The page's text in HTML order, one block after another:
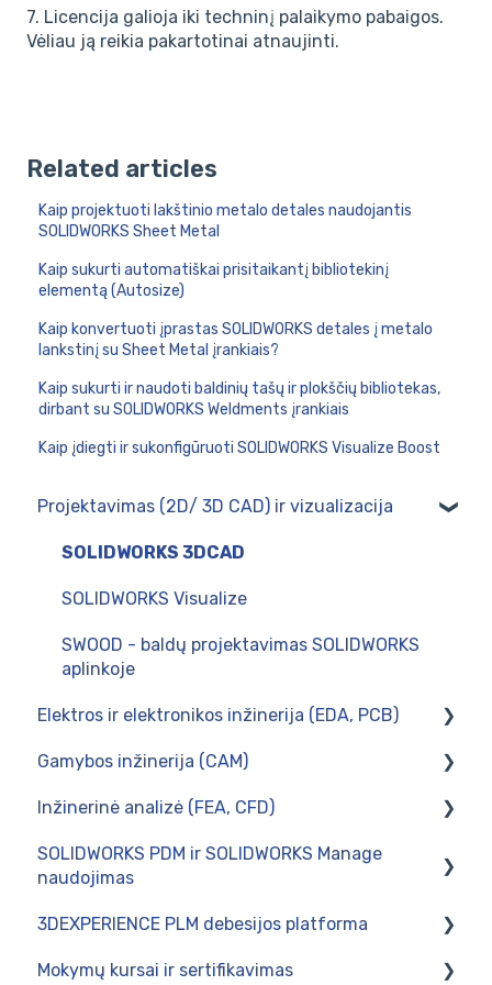
7. Licencija galioja iki techninį palaikymo pabaigos.
Vėliau ją reikia pakartotinai atnaujinti.
Related articles
Kaip projektuoti lakštinio metalo detales naudojantis
SOLIDWORKS Sheet Metal
Kaip sukurti automatiškai prisitaikantį bibliotekinį
elementą (Autosize)
Kaip konvertuoti įprastas SOLIDWORKS detales į metalo
lankstinį su Sheet Metal įrankiais?
Kaip sukurti ir naudoti baldinių tašų ir plokščių bibliotekas,
dirbant su SOLIDWORKS Weldments įrankiais
Kaip įdiegti ir sukonfigūruoti SOLIDWORKS Visualize Boost
Projektavimas (2D/ 3D CAD) ir vizualizacija
SOLIDWORKS 3DCAD
SOLIDWORKS Visualize
SWOOD - baldų projektavimas SOLIDWORKS
aplinkoje
Elektros ir elektronikos inžinerija (EDA, PCB)
CircuitWorks (PCB Connector)
SOLIDWORKS Electrical
Gamybos inžinerija (CAM)
Diegimas
Postprocesoriai
pramonėje
Inžinerinė analizė (FEA, CFD)
Skaičiavimai tinklo kompiuteryje
SOLIDWORKS PDM ir SOLIDWORKS Manage
naudojimas
Naudojimas
Intergravimas su verslo valdymo sistemomis
3DEXPERIENCE PLM debesijos platforma
Naudojimas
Mokymų kursai ir sertifikavimas